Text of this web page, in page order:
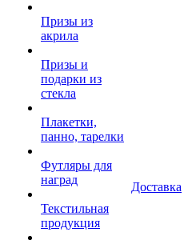
Призы из
акрила
Призы и
подарки из
стекла
Плакетки,
панно, тарелки
Футляры для
наград
Текстильная
продукция
Доставка